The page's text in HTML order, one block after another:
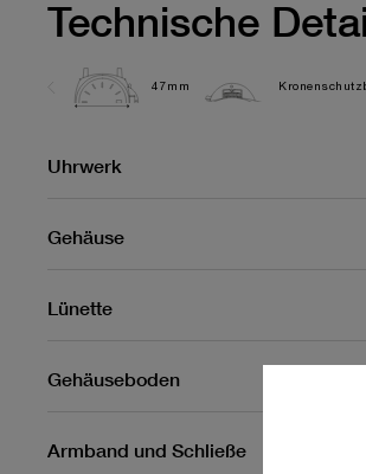
Technische
47mm
Uhrwerk
Gehäuse
Lünette
Gehäuseboden
Armband und Schließe